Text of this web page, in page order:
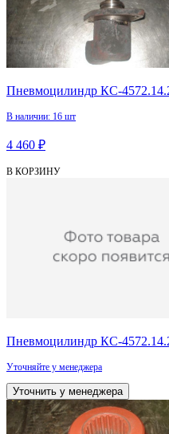
Пневмоцилиндр КС-
В наличии: 16 шт
4 460 ₽
В КОРЗИНУ
Пневмоцилиндр КС-
Уточняйте у менеджера
Уточнить у менеджера